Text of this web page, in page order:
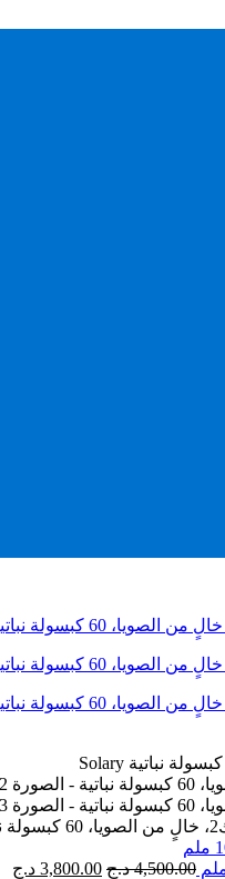
4,500.00 د.ج السعر
3,800.00 د.ج